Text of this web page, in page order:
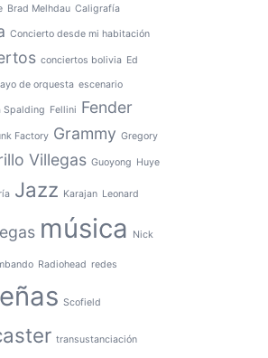
Brad Melhdau Caligrafía
Concierto desde mi habitación
conciertos bolivia Ed
de orquesta escenario
Spalding Fellini Fender
Factory Grammy Gregory
Villegas Guoyong Huye
Jazz Karajan Leonard
música Nick
Radiohead redes
Scofield
transustanciación